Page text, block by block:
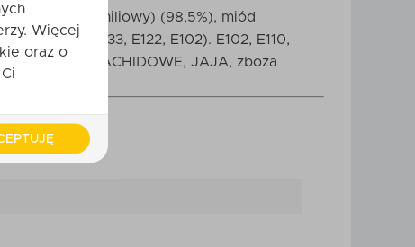
aromat waniliowy) (98,5%), miód
E110, E133, E122, E102). E102, E110,
ARACHIDOWE, JAJA, zboża
Więcej
oraz o